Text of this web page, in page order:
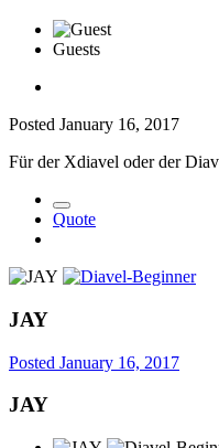
Guests
Posted January 16, 2017
Für der Xdiavel oder der
Quote
JAY
Posted January 16, 2017
JAY